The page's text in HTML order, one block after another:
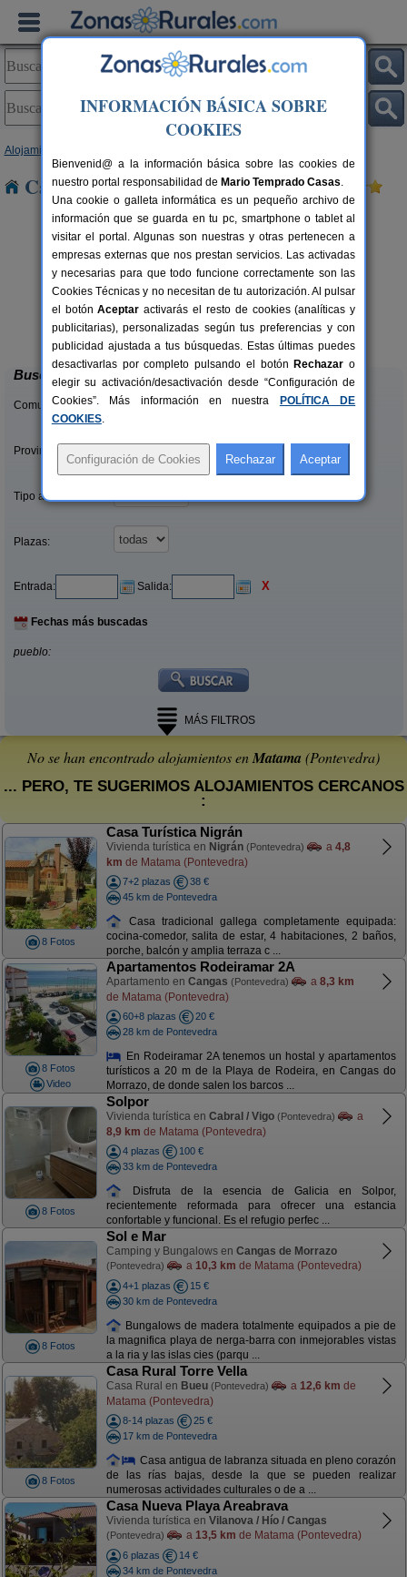
Alojamientos
Casas Rurales cerca de Matama
76+10 pers.
desde20 €
Hotel Gran Proa
Raxó (Pontevedra)
Buscar
Comunidades:
Provincias/Islas:
Tipo alquiler:
Plazas:
Entrada: Salida: X
Fechas más buscadas
pueblo:
MÁS FILTROS
No se han encontrado alojamientos enMatama (Pontevedra)
... PERO, TE SUGERIMOS ALOJAMIENTOS CERCANOS
:
8 Fotos
Casa Turística Nigrán
Vivienda turística en Nigrán (Pontevedra) a 4,8
km de Matama (Pontevedra)
7+2 plazas
38 €
45 km de Pontevedra
Casa tradicional gallega completamente equipada:
cocina-comedor, salita de estar, 4 habitaciones, 2 baños,
porche, balcón y amplia terraza c ...
8 Fotos
Video
Apartamentos Rodeiramar 2A
Apartamento en Cangas (Pontevedra) a 8,3 km
de Matama (Pontevedra)
60+8 plazas
20 €
28 km de Pontevedra
En Rodeiramar 2A tenemos un hostal y apartamentos
turísticos a 20 m de la Playa de Rodeira, en Cangas do
Morrazo, de donde salen los barcos ...
8 Fotos
Solpor
Vivienda turística en Cabral / Vigo (Pontevedra)
a
8,9 km de Matama (Pontevedra)
4 plazas
100 €
33 km de Pontevedra
Disfruta de la esencia de Galicia en Solpor,
recientemente reformada para ofrecer una estancia
confortable y funcional. Es el refugio perfec ...
8 Fotos
Sol e Mar
Camping y Bungalows en Cangas de Morrazo
(Pontevedra) a 10,3 km de Matama (Pontevedra)
4+1 plazas
15 €
30 km de Pontevedra
Bungalows de madera totalmente equipados a pie de
la magnifica playa de nerga-barra con inmejorables vistas
a la ria y las islas cies (parqu ...
8 Fotos
Casa Rural Torre Vella
Casa Rural en Bueu (Pontevedra) a 12,6 km de
Matama (Pontevedra)
8-14 plazas
25 €
17 km de Pontevedra
Casa antigua de labranza situada en pleno corazón
de las rías bajas, desde la que se pueden realizar
numerosas actividades culturales o de a ...
Casa Nueva Playa Areabrava
Vivienda turística en Vilanova / Hío / Cangas
(Pontevedra) a 13,5 km de Matama (Pontevedra)
6 plazas
14 €
34 km de Pontevedra
INFORMACIÓN BÁSICA SOBRE
COOKIES
Bienvenid@ a la información básica sobre las cookies de
nuestro portal responsabilidad de Mario Temprado Casas.
Una cookie o galleta informática es un pequeño archivo de
información que se guarda en tu pc, smartphone o tablet al
visitar el portal. Algunas son nuestras y otras pertenecen a
empresas externas que nos prestan servicios. Las activadas
y necesarias para que todo funcione correctamente son las
Cookies Técnicas y no necesitan de tu autorización. Al pulsar
el botónAceptar activarás el resto de cookies (analíticas y
publicitarias), personalizadas según tus preferencias y con
publicidad ajustada a tus búsquedas. Estas últimas puedes
desactivarlas por completo pulsando el botón Rechazar o
elegir su activación/desactivación desde “Configuración de
Cookies”. Más información en nuestra
POLÍTICA DE
COOKIES.